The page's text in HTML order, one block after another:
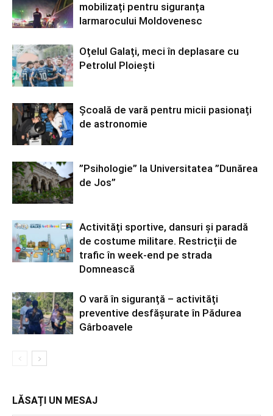
mobilizați pentru siguranța
Iarmarocului Moldovenesc
Oțelul Galați, meci în deplasare cu
Petrolul Ploiești
Școală de vară pentru micii pasionați
de astronomie
”Psihologie” la Universitatea ”Dunărea
de Jos”
Activități sportive, dansuri și paradă
de costume militare. Restricții de
trafic în week-end pe strada
Domnească
O vară în siguranță – activități
preventive desfășurate în Pădurea
Gârboavele
LĂSAȚI UN MESAJ